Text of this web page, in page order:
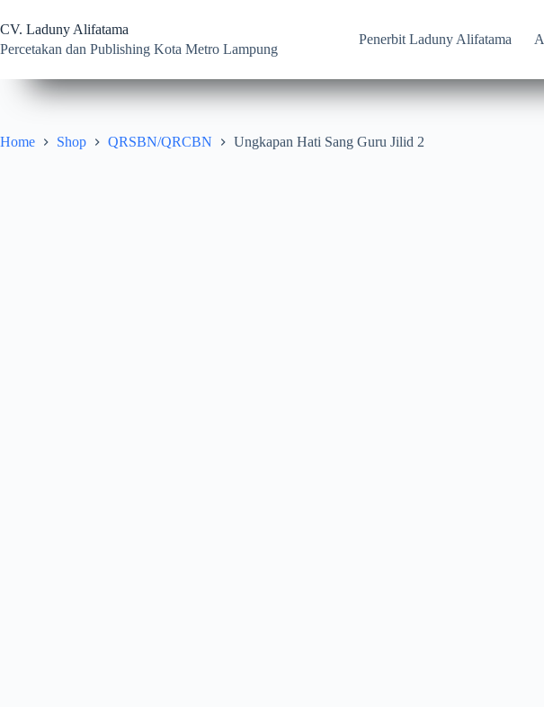
to
content
CV. Laduny Alifatama
Percetakan dan Publishing Kota Metro Lampung
Penerbit Laduny Alifatama
Home Shop QRSBN/QRCBN Ungkapan Hati Sang Guru Jilid 2